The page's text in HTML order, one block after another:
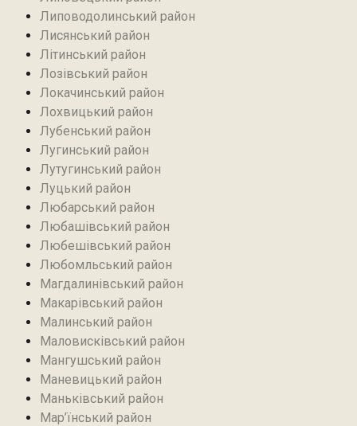
Липоводолинський район
Лисянський район
Літинський район
Лозівський район
Локачинський район
Лохвицький район
Лубенський район
Лугинський район‎
Лутугинський район
Луцький район
Любарський район‎
Любашівський район‎
Любешівський район
Любомльський район
Магдалинівський район
Макарівський район
Малинський район
Маловисківський район
Мангушський район
Маневицький район
Маньківський район‎
Мар’їнський район‎